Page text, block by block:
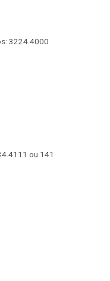
3224.4000
ou 141